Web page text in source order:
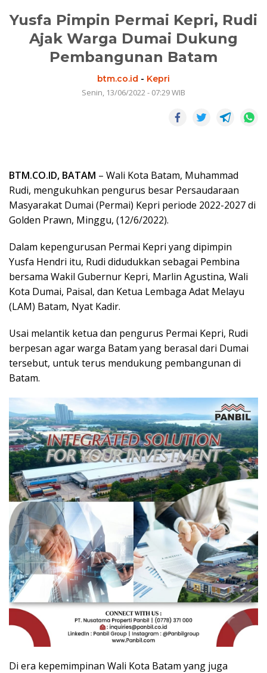
Yusfa Pimpin Permai Kepri, Rudi
Ajak Warga Dumai Dukung
Pembangunan Batam
btm.co.id - Kepri
Senin, 13/06/2022 - 07:29 WIB
BTM.CO.ID, BATAM – Wali Kota Batam, Muhammad
Rudi, mengukuhkan pengurus besar Persaudaraan
Masyarakat Dumai (Permai) Kepri periode 2022-2027 di
Golden Prawn, Minggu, (12/6/2022).
Dalam kepengurusan Permai Kepri yang dipimpin
Yusfa Hendri itu, Rudi didudukkan sebagai Pembina
bersama Wakil Gubernur Kepri, Marlin Agustina, Wali
Kota Dumai, Paisal, dan Ketua Lembaga Adat Melayu
(LAM) Batam, Nyat Kadir.
Usai melantik ketua dan pengurus Permai Kepri, Rudi
berpesan agar warga Batam yang berasal dari Dumai
tersebut, untuk terus mendukung pembangunan di
Batam.
Di era kepemimpinan Wali Kota Batam yang juga